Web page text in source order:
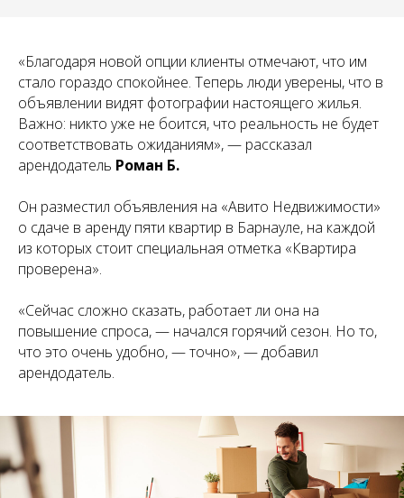
«Благодаря новой опции клиенты отмечают, что им
стало гораздо спокойнее. Теперь люди уверены, что в
объявлении видят фотографии настоящего жилья.
Важно: никто уже не боится, что реальность не будет
соответствовать ожиданиям», — рассказал
арендодатель Роман Б.
Он разместил объявления на «Авито Недвижимости»
о сдаче в аренду пяти квартир в Барнауле, на каждой
из которых стоит специальная отметка «Квартира
проверена».
«Сейчас сложно сказать, работает ли она на
повышение спроса, — начался горячий сезон. Но то,
что это очень удобно, — точно», — добавил
арендодатель.